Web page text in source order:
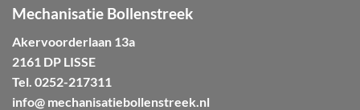
Mechanisatie Bollenstreek
Akervoorderlaan 13a
2161 DP LISSE
Tel. 0252-217311
info@ mechanisatiebollenstreek.nl